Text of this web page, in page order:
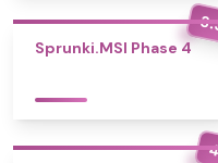
Sprunki.MSI Phase 4